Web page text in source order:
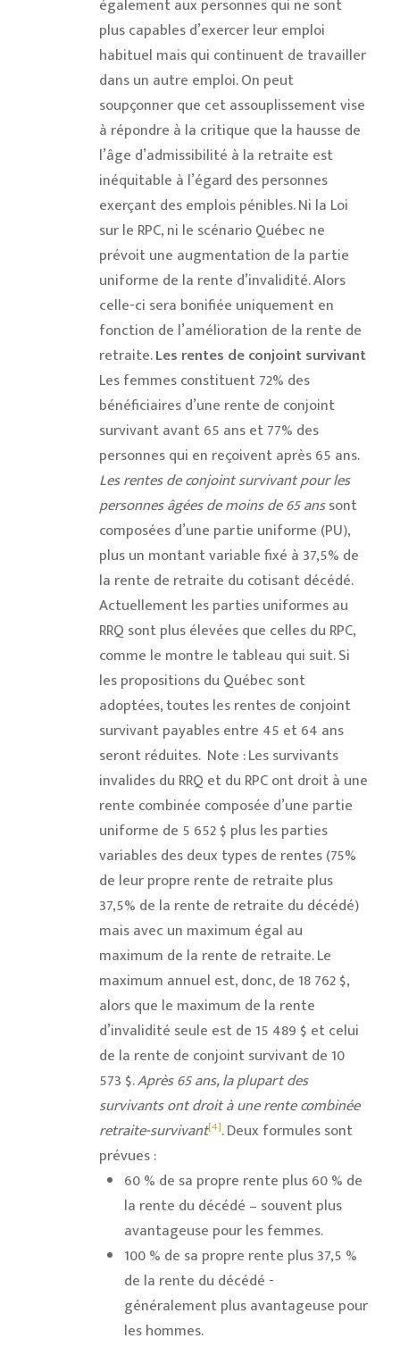
également aux personnes qui ne sont
plus capables d’exercer leur emploi
habituel mais qui continuent de travailler
dans un autre emploi. On peut
soupçonner que cet assouplissement vise
à répondre à la critique que la hausse de
l’âge d’admissibilité à la retraite est
inéquitable à l’égard des personnes
exerçant des emplois pénibles. Ni la Loi
sur le RPC, ni le scénario Québec ne
prévoit une augmentation de la partie
uniforme de la rente d’invalidité. Alors
celle-ci sera bonifiée uniquement en
fonction de l’amélioration de la rente de
retraite.Les rentes de conjoint survivant
Les femmes constituent 72% des
bénéficiaires d’une rente de conjoint
survivant avant 65 ans et 77% des
personnes qui en reçoivent après 65 ans.
Les rentes de conjoint survivant pour les
personnes âgées de moins de 65 anssont
composées d’une partie uniforme (PU),
plus un montant variable fixé à 37,5% de
la rente de retraite du cotisant décédé.
Actuellement les parties uniformes au
RRQ sont plus élevées que celles du RPC,
comme le montre le tableau qui suit. Si
les propositions du Québec sont
adoptées, toutes les rentes de conjoint
survivant payables entre 45 et 64 ans
seront réduites. Note : Les survivants
invalides du RRQ et du RPC ont droit à une
rente combinée composée d’une partie
uniforme de 5 652 $ plus les parties
variables des deux types de rentes (75%
de leur propre rente de retraite plus
37,5% de la rente de retraite du décédé)
mais avec un maximum égal au
maximum de la rente de retraite. Le
maximum annuel est, donc, de 18 762 $,
alors que le maximum de la rente
d’invalidité seule est de 15 489 $ et celui
de la rente de conjoint survivant de 10
573 $.Après 65 ans, la plupart des
survivants ont droit à une rente combinée
retraite-survivant[4]. Deux formules sont
prévues :
60 % de sa propre rente plus 60 % de
la rente du décédé – souvent plus
avantageuse pour les femmes.
100 % de sa propre rente plus 37,5 %
de la rente du décédé -
généralement plus avantageuse pour
les hommes.